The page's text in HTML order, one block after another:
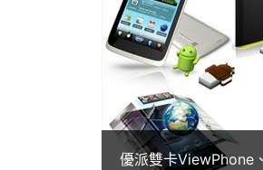
ViewSonic
料。
※本文為 SOGI 手機王版權
相機規格
主相機畫素
主相機感光元件
機體規格
優派雙卡ViewPhone